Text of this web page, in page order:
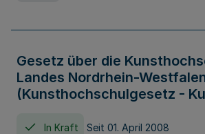
Gesetz über die
Landes Nordrhein-
(Kunsthochschulgesetz -
In Kraft Seit 01. April 2008